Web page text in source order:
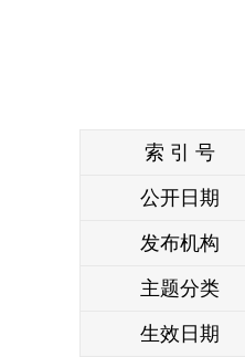
索 引 号
公开日期
发布机构
主题分类
生效日期